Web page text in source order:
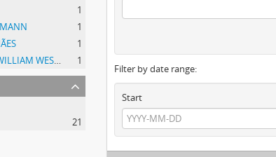
1
1
1
WILLIAM WESLEY COE; WILLIAM WESLEY COE JUNIOR
1
21
Filter by date range:
Start